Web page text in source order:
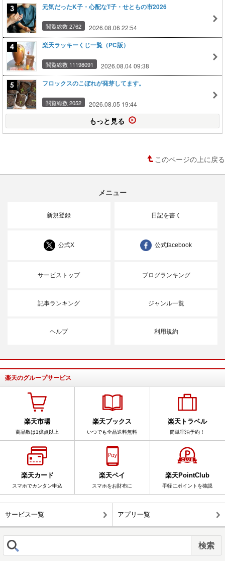
元気だったK子・心配なT子・せともの市2026
閲覧総数 2762 2026.08.06 22:54
楽天ラッキーくじ一覧（PC版）
閲覧総数 11198091 2026.08.04 09:38
フロックスのこぼれが発芽してます。
閲覧総数 2052 2026.08.05 19:44
もっと見る
このページの上に戻る
メニュー
新規登録 日記を書く
公式X 公式facebook
サービストップ ブログランキング
記事ランキング ジャンル一覧
ヘルプ 利用規約
楽天のグループサービス
楽天市場
商品数は1億点以上
楽天ブックス
いつでも全品送料無料
楽天トラベル
簡単宿泊予約！
楽天カード
スマホでカンタン申込
楽天ペイ
スマホをお財布に
楽天PointClub
手軽にポイントを確認
サービス一覧 アプリ一覧